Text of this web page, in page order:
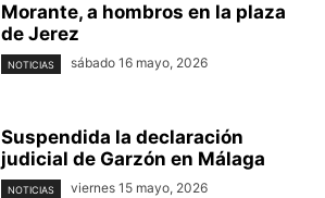
Morante, a hombros en la plaza
de Jerez
NOTICIAS sábado 16 mayo, 2026
Suspendida la declaración
judicial de Garzón en Málaga
NOTICIAS viernes 15 mayo, 2026